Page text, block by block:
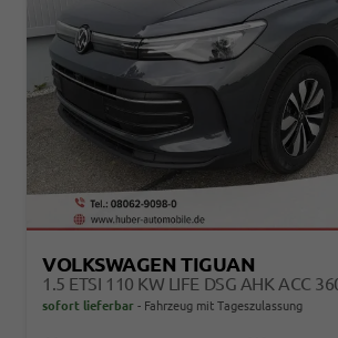
VOLKSWAGEN TIGUAN
1.5 ETSI 110 KW LIFE DSG AHK ACC
sofort lieferbar Fahrzeug mit Tageszulassung